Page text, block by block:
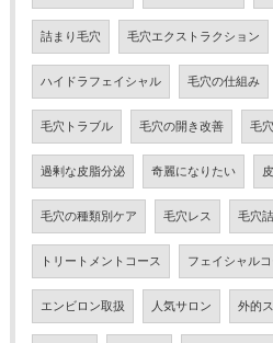
詰まり毛穴 毛穴エクストラクション
ハイドラフェイシャル 毛穴の仕組み
毛穴トラブル 毛穴の開き改善 毛
過剰な皮脂分泌 奇麗になりたい
毛穴の種類別ケア 毛穴レス 毛穴
トリートメントコース フェイシャルコ
エンビロン取扱 人気サロン 外的